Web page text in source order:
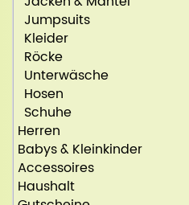
Jumpsuits
Kleider
Röcke
Unterwäsche
Hosen
Schuhe
Herren
Babys & Kleinkinder
Accessoires
Haushalt